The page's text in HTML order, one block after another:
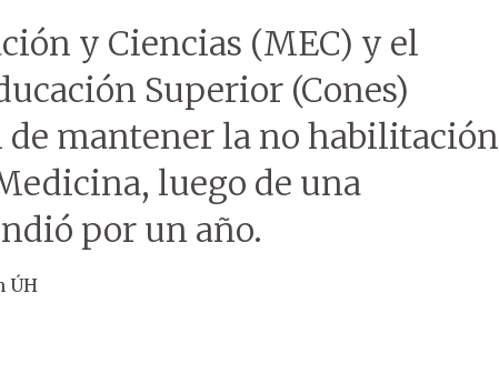
y Ciencias (MEC) y el
Superior (Cones)
mantener la no habilitación
luego de una
por un año.
ÚH